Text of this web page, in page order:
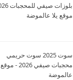
موقع يلا عالموضة
سوت 2025 سوت حريمي
محجبات صيفي 2026 - موقع
عالموضة